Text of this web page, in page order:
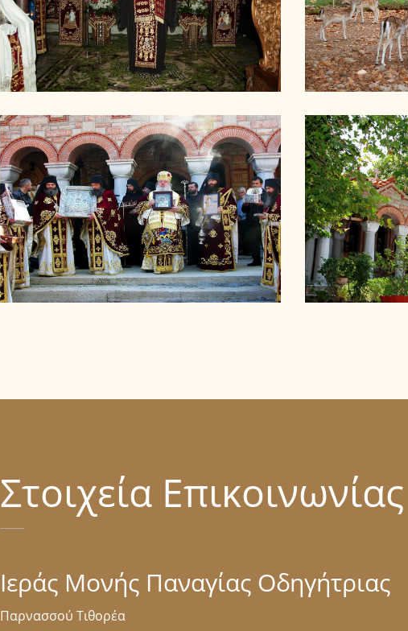
ΚΑΘΗΓΟΥΜΕΝΟΣ -
ΑΔΕΛΦΟΤΗΤΑ
ιερά μονή παναγίας οδηγητρίας
ιερά μονή
ιερά μονή παναγίας οδηγητρίας
Στοιχεία Επικοινωνίας
Ιεράς Μονής Παναγίας Οδηγήτριας
Παρνασσού Τιθορέα